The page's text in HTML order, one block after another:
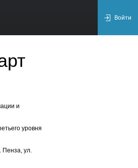
Войти
и
уровня
Пенза, ул.